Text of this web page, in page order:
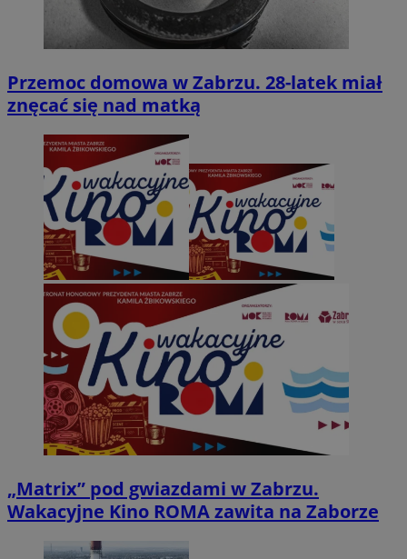
Przemoc domowa w Zabrzu. 28-latek miał
znęcać się nad matką
„Matrix” pod gwiazdami w Zabrzu.
Wakacyjne Kino ROMA zawita na Zaborze